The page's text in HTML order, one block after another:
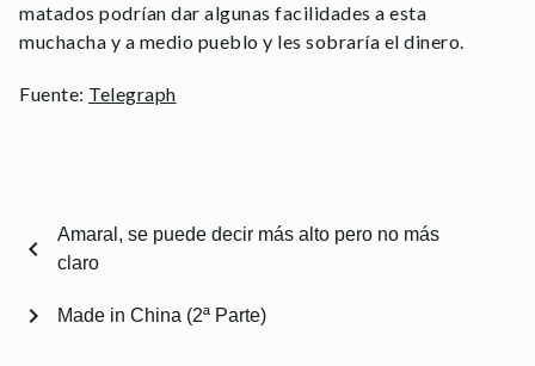
matados podrían dar algunas facilidades a esta
muchacha y a medio pueblo y les sobraría el dinero.
Fuente: Telegraph
chevron_left
Amaral, se puede decir más alto pero no más
claro
Made in China (2ª Parte)
chevron_right